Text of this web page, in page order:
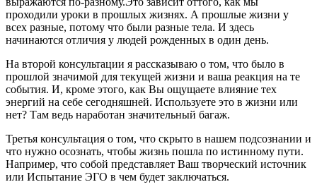
проходили уроки в прошлых жизнях. А прошлые жизни у
всех разные, потому что были разные тела. И здесь
начинаются отличия у людей рожденных в один день.
На второй консультации я рассказываю о том, что было в
прошлой значимой для текущей жизни и ваша реакция на те
события. И, кроме этого, как Вы ощущаете влияние тех
энергий на себе сегодняшней. Используете это в жизни или
нет? Там ведь наработан значительный багаж.
Третья консультация о том, что скрыто в нашем подсознании и
что нужно осознать, чтобы жизнь пошла по истинному пути.
Например, что собой представляет Ваш творческий источник
или Испытание ЭГО в чем будет заключаться.